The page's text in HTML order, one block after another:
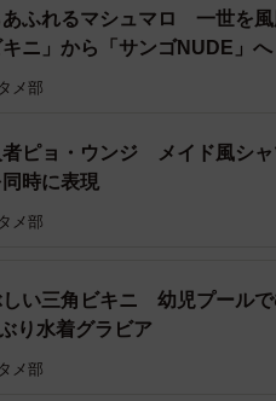
に対するイメージ（提供画像）
としては、「AIに代替されや
ふれるマシュマロ 一世を風
ニ」から「サンゴNUDE
メ部
者ピョ・ウンジ メイド風シ
時に表現
メ部
しい三角ビキニ 幼児プール
り水着グラビア
メ部